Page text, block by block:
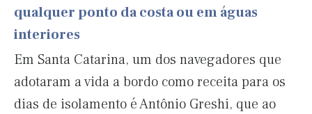
qualquer ponto da costa ou em águas
interiores
Em Santa Catarina, um dos navegadores que
adotaram a vida a bordo como receita para os
dias de isolamento é Antônio Greshi, que ao